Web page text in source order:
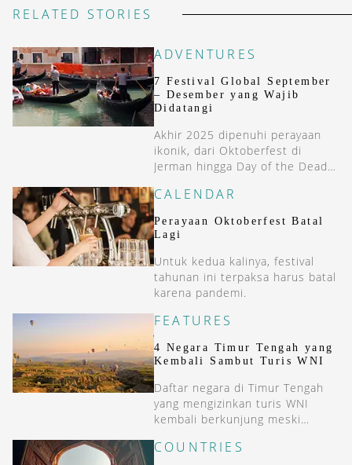
RELATED STORIES
ADVENTURES
7 Festival Global September
– Desember yang Wajib
Didatangi
Akhir 2025 dipenuhi perayaan
ikonik, dari Oktoberfest di
Jerman hingga Day of the Dead
CALENDAR
Perayaan Oktoberfest Batal
Lagi
Untuk kedua kalinya, festival
tahunan ini terpaksa harus batal
karena pandemi.
FEATURES
4 Negara Timur Tengah yang
Kembali Sambut Turis WNI
Daftar negara di Timur Tengah
yang mengizinkan turis WNI
kembali berkunjung meski
COUNTRIES